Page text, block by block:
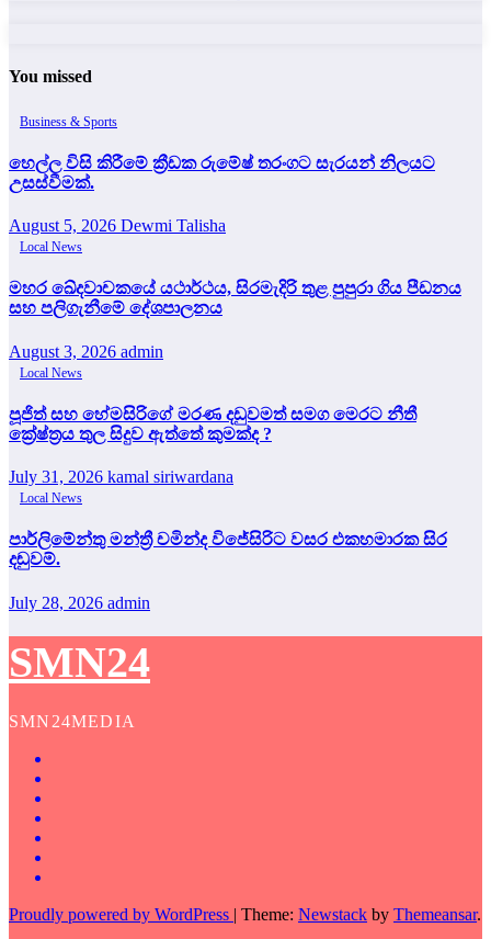
You missed
Business & Sports
හෙල්ල විසි කිරීමේ ක්‍රීඩක රුමේෂ් තරංගට සැරයන් නිලයට
උසස්වීමක්.
August 5, 2026 Dewmi Talisha
Local News
මහර ඛේදවාචකයේ යථාර්ථය, සිරමැදිරි තුළ පුපුරා ගිය පීඩනය
සහ පලිගැනීමේ දේශපාලනය
August 3, 2026 admin
Local News
පූජිත් සහ හේමසිරිගේ මරණ දඩුවමත් සමග මෙරට නීතී
ක්‍රේෂ්ත්‍රය තුල සිදුව ඇත්තේ කුමක්ද ?
July 31, 2026 kamal siriwardana
Local News
පාර්ලිමේන්තු මන්ත්‍රී චමින්ද විජේසිරිට වසර එකහමාරක සිර
දඬුවම්.
July 28, 2026 admin
SMN24
SMN24MEDIA
Proudly powered by WordPress | Theme: Newstack by Themeansar.